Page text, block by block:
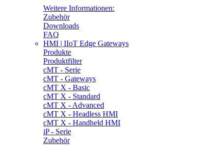
Weitere Informationen:
Zubehör
Downloads
FAQ
HMI | IIoT Edge Gateways
Produkte
Produktfilter
cMT - Serie
cMT - Gateways
cMT X - Basic
cMT X - Standard
cMT X - Advanced
cMT X - Headless HMI
cMT X - Handheld HMI
iP - Serie
Zubehör